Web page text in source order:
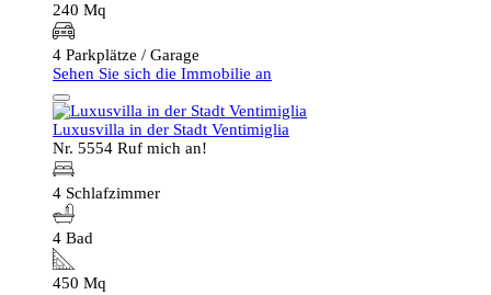
240 Mq
4 Parkplätze / Garage
Sehen Sie sich die Immobilie an
Luxusvilla in der Stadt Ventimiglia
Nr. 5554 Ruf mich an!
4 Schlafzimmer
4 Bad
450 Mq